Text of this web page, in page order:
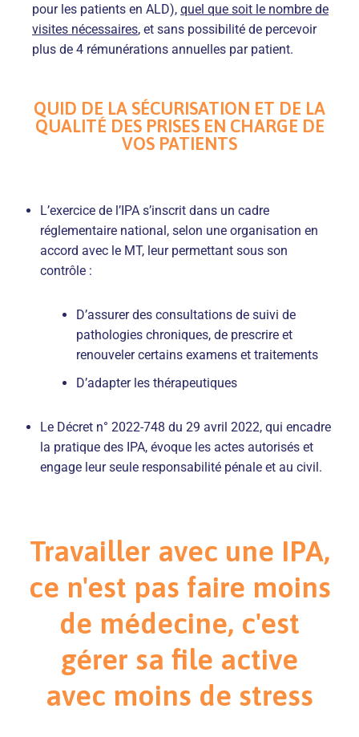
pour les patients en ALD), quel que soit le nombre de
visites nécessaires, et sans possibilité de percevoir
plus de 4 rémunérations annuelles par patient.
QUID DE LA SÉCURISATION ET DE LA
QUALITÉ DES PRISES EN CHARGE DE
VOS PATIENTS
L’exercice de l’IPA s’inscrit dans un cadre
réglementaire national, selon une organisation en
accord avec le MT, leur permettant sous son
contrôle :
D’assurer des consultations de suivi de
pathologies chroniques, de prescrire et
renouveler certains examens et traitements
D’adapter les thérapeutiques
Le Décret n° 2022-748 du 29 avril 2022, qui encadre
la pratique des IPA, évoque les actes autorisés et
engage leur seule responsabilité pénale et au civil.
Travailler avec une IPA,
ce n'est pas faire moins
de médecine, c'est
gérer sa file active
avec moins de stress